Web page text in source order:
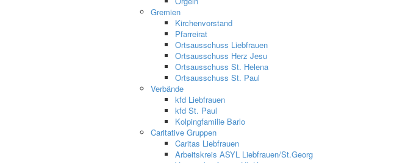
Gremien
Kirchenvorstand
Pfarreirat
Ortsausschuss Liebfrauen
Ortsausschuss Herz Jesu
Ortsausschuss St. Helena
Ortsausschuss St. Paul
Verbände
kfd Liebfrauen
kfd St. Paul
Kolpingfamilie Barlo
Caritative Gruppen
Caritas Liebfrauen
Arbeitskreis ASYL Liebfrauen/St.Georg